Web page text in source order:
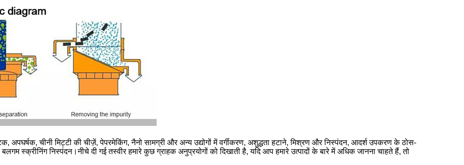
अपघर्षक, चीनी मिट्टी की चीज़ें, पेपरमेकिंग, नैनो सामग्री और अन्य उद्योगों में वर्गीकरण, अशुद्धता हटाने, मिश्रण और निस्पंदन, आदर्श उपकरण के ठोस-
स्क्रीनिंग निस्पंदन।नीचे दी गई तस्वीर हमारे कुछ ग्राहक अनुप्रयोगों को दिखाती है, यदि आप हमारे उत्पादों के बारे में अधिक जानना चाहते हैं, तो